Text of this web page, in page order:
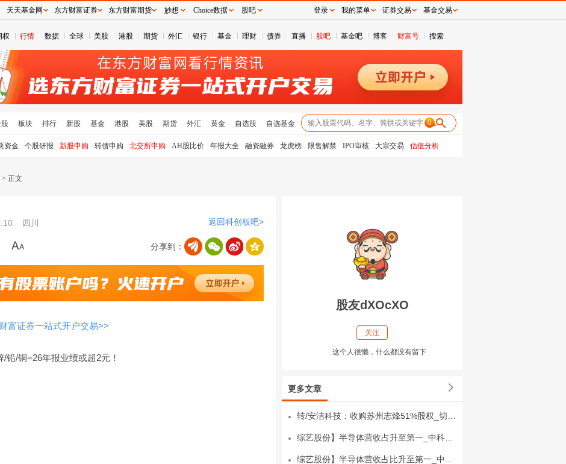
权 行情 数据 全球 美股 港股 期货 外汇 银行 基金 理财 债券 直播 股吧 基金吧 博客 财富号 搜索
板块 排行 新股 基金 港股 美股 期货 外汇 黄金 自选股 自选基金 0
资金 个股研报 新股申购 转债申购 北交所申购 AH股比价 年报大全 融资融券 龙虎榜 限售解禁 IPO审核 大宗交易 估值分析
> 正文
四川 返回科创板吧>
分享到：
富证券一站式开户交易>>
/铅/铜=26年报业绩或超2元！
股友dXOcXO
关注
这个人很懒，什么都没有留下
更多文章
天天基金网 东方财富证券 东方财富期货 妙想 Choice数据 股吧 登录 我的菜单 证券交易 基金交易